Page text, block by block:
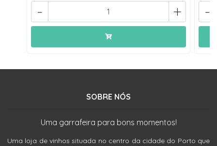
+
- -
SOBRE NÓS
Uma garrafeira para bons momentos!
Uma loja de vinhos situada no centro da cidade do Porto que